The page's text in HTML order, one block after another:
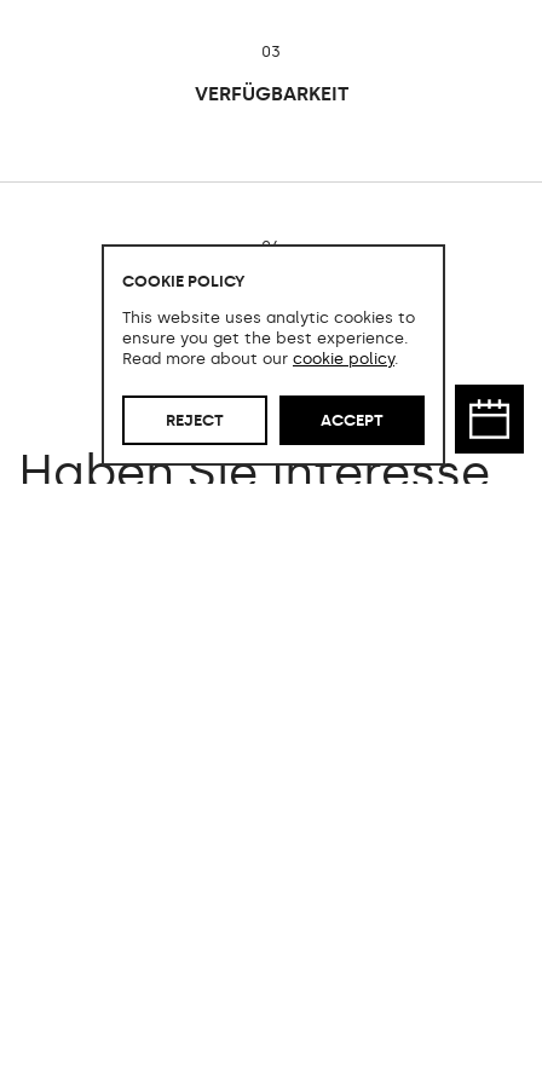
03
VERFÜGBARKEIT
04
TRANSPORT UND MONTAGE
Nicht enthalten.
Haben Sie Interesse
COOKIE POLICY
This website uses analytic cookies to
ensure you get the best experience.
Read more about our cookie policy.
REJECT ACCEPT